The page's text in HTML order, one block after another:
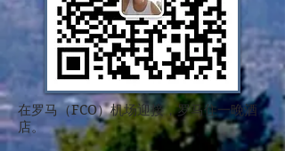
在罗马（FCO）机场迎接，罗马住一晚酒
店。